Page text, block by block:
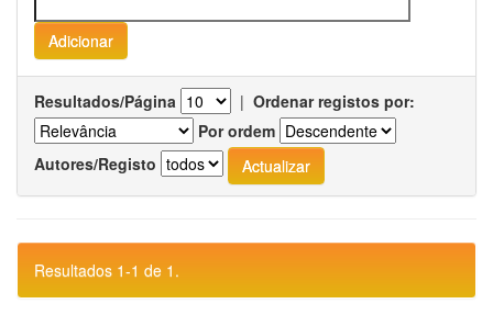
Resultados/Página | Ordenar registos por:
Por ordem
Autores/Registo
Resultados 1-1 de 1.